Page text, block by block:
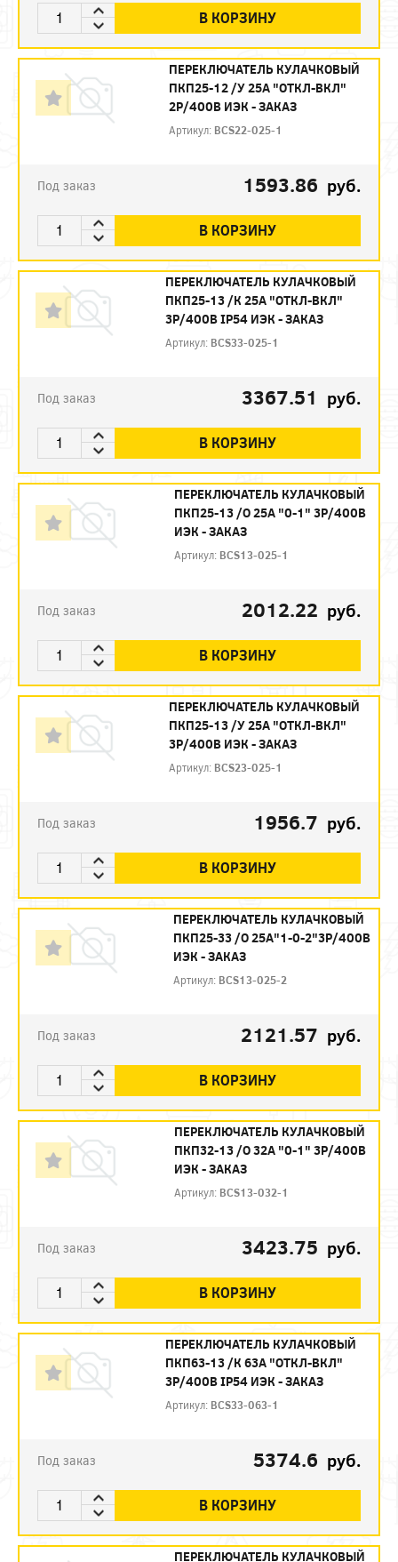
В КОРЗИНУ
ПЕРЕКЛЮЧАТЕЛЬ КУЛАЧКОВЫЙ
ПКП25-12 /У 25А "ОТКЛ-ВКЛ"
2Р/400В ИЭК - ЗАКАЗ
Артикул: BCS22-025-1
Под заказ 1593.86 руб.
В КОРЗИНУ
ПЕРЕКЛЮЧАТЕЛЬ КУЛАЧКОВЫЙ
ПКП25-13 /К 25А "ОТКЛ-ВКЛ"
3Р/400В IP54 ИЭК - ЗАКАЗ
Артикул: BCS33-025-1
Под заказ 3367.51 руб.
В КОРЗИНУ
ПЕРЕКЛЮЧАТЕЛЬ КУЛАЧКОВЫЙ
ПКП25-13 /О 25А "0-1" 3Р/400В
ИЭК - ЗАКАЗ
Артикул: BCS13-025-1
Под заказ 2012.22 руб.
В КОРЗИНУ
ПЕРЕКЛЮЧАТЕЛЬ КУЛАЧКОВЫЙ
ПКП25-13 /У 25А "ОТКЛ-ВКЛ"
3Р/400В ИЭК - ЗАКАЗ
Артикул: BCS23-025-1
Под заказ 1956.7 руб.
В КОРЗИНУ
ПЕРЕКЛЮЧАТЕЛЬ КУЛАЧКОВЫЙ
ПКП25-33 /О 25А"1-0-2"3Р/400В
ИЭК - ЗАКАЗ
Артикул: BCS13-025-2
Под заказ 2121.57 руб.
В КОРЗИНУ
ПЕРЕКЛЮЧАТЕЛЬ КУЛАЧКОВЫЙ
ПКП32-13 /О 32А "0-1" 3Р/400В
ИЭК - ЗАКАЗ
Артикул: BCS13-032-1
Под заказ 3423.75 руб.
В КОРЗИНУ
ПЕРЕКЛЮЧАТЕЛЬ КУЛАЧКОВЫЙ
ПКП63-13 /К 63А "ОТКЛ-ВКЛ"
3Р/400В IP54 ИЭК - ЗАКАЗ
Артикул: BCS33-063-1
Под заказ 5374.6 руб.
В КОРЗИНУ
ПЕРЕКЛЮЧАТЕЛЬ КУЛАЧКОВЫЙ